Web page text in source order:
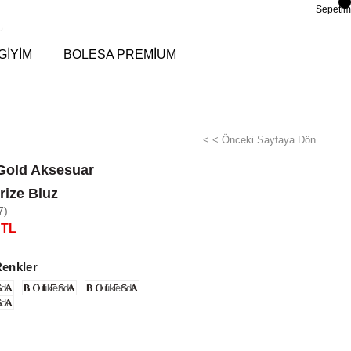
Sepetim
BOLESA PREMİUM
< < Önceki Sayfaya Dön
Aksesuar
Bluz
Tükendi
Tükendi